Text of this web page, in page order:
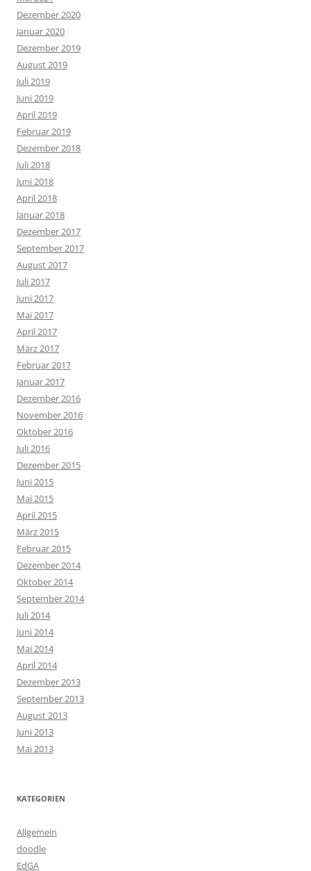
Dezember 2020
Januar 2020
Dezember 2019
August 2019
Juli 2019
Juni 2019
April 2019
Februar 2019
Dezember 2018
Juli 2018
Juni 2018
April 2018
Januar 2018
Dezember 2017
September 2017
August 2017
Juli 2017
Juni 2017
Mai 2017
April 2017
März 2017
Februar 2017
Januar 2017
Dezember 2016
November 2016
Oktober 2016
Juli 2016
Dezember 2015
Juni 2015
Mai 2015
April 2015
März 2015
Februar 2015
Dezember 2014
Oktober 2014
September 2014
Juli 2014
Juni 2014
Mai 2014
April 2014
Dezember 2013
September 2013
August 2013
Juni 2013
Mai 2013
KATEGORIEN
Allgemein
doodle
EdGA